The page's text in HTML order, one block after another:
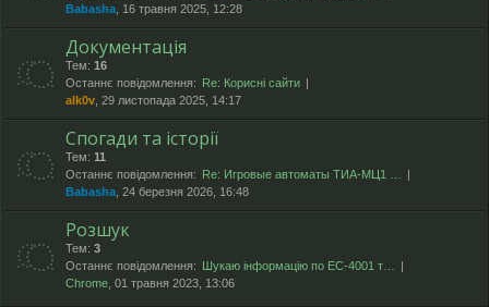
Babasha , 16 травня 2025, 12:28
Документація
Тем: 16
Останнє повідомлення:
Re: Корисні сайти
alk0v , 29 листопада 2025, 14:17
Спогади та історії
Тем: 11
Останнє повідомлення:
Re: Игровые автоматы ТИА-МЦ1 …
Babasha , 24 березня 2026, 16:48
Розшук
Тем: 3
Останнє повідомлення:
Шукаю інформацію по ЕС-4001 т…
Chrome , 01 травня 2023, 13:06